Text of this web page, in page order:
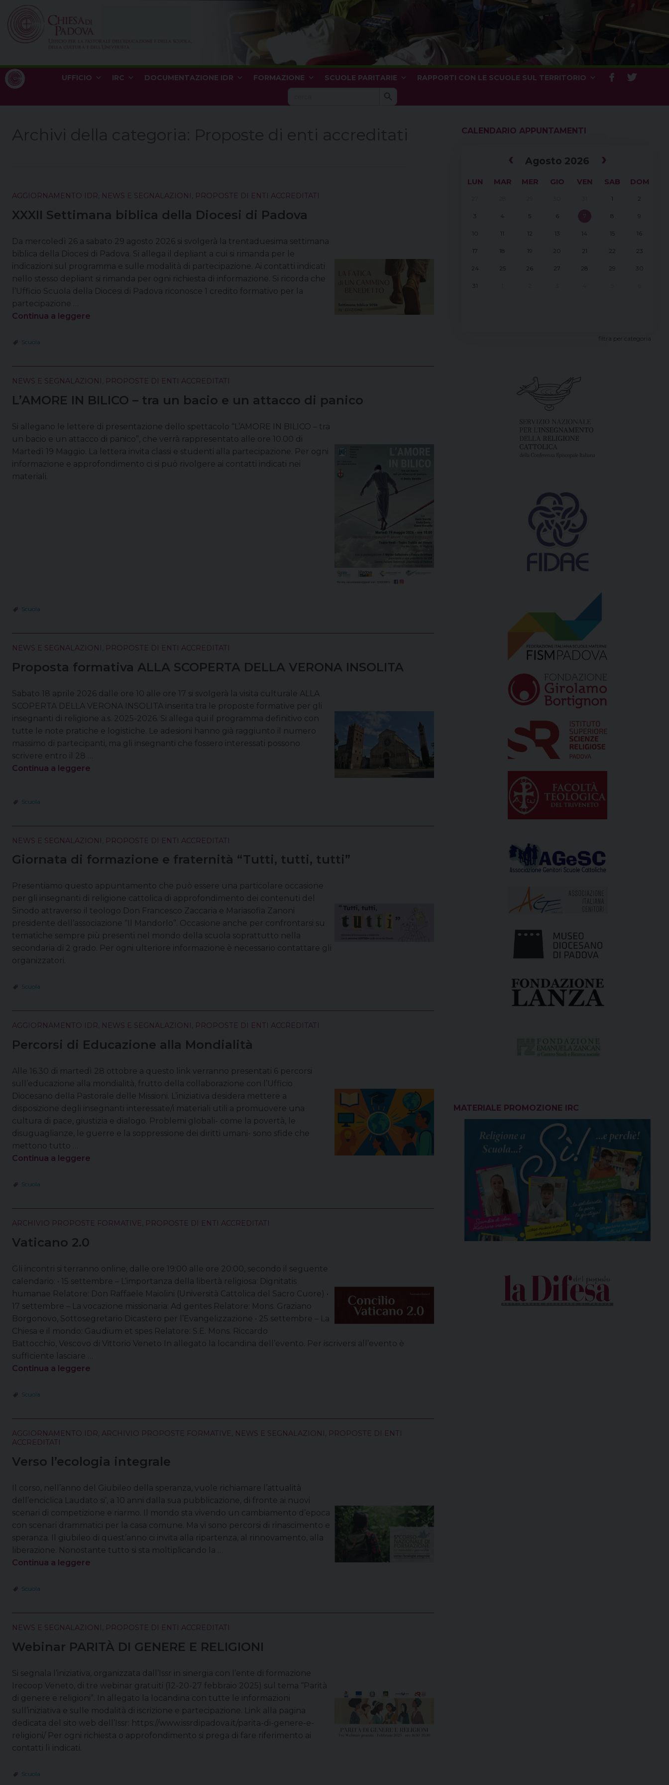
content
UFFICIO IRC DOCUMENTAZIONE IDR FORMAZIONE SCUOLE PARITARIE
RAPPORTI CON LE SCUOLE SUL TERRITORIO
Search
Search Button
AGGIORNAMENTO IDR NEWS E SEGNALAZIONI PROPOSTE DI ENTI ACCREDITATI
XXXII Settimana biblica della Diocesi di Padova
Da mercoledì 26 a sabato 29 agosto 2026 si svolgerà la trentaduesima settimana
biblica della Diocesi di Padova. Si allega il depliant a cui si rimanda per le
indicazioni sul programma e sulle modalità di partecipazione. Ai contatti indicati
nello stesso depliant si rimanda per ogni richiesta di informazione. Si ricorda che
l’Ufficio Scuola della Diocesi di Padova riconosce 1 credito formativo per la
partecipazione …
Continua a leggere
Scuola
NEWS E SEGNALAZIONI PROPOSTE DI ENTI ACCREDITATI
L’AMORE IN BILICO – tra un bacio e un attacco di panico
Si allegano le lettere di presentazione dello spettacolo “L’AMORE IN BILICO – tra
un bacio e un attacco di panico”, che verrà rappresentato alle ore 10.00 di
Martedì 19 Maggio. La lettera invita classi e studenti alla partecipazione. Per ogni
informazione e approfondimento ci si può rivolgere ai contatti indicati nei
materiali.
Scuola
NEWS E SEGNALAZIONI PROPOSTE DI ENTI ACCREDITATI
Proposta formativa ALLA SCOPERTA DELLA VERONA INSOLITA
Sabato 18 aprile 2026 dalle ore 10 alle ore 17 si svolgerà la visita culturale ALLA
SCOPERTA DELLA VERONA INSOLITA inserita tra le proposte formative per gli
insegnanti di religione a.s. 2025-2026. Si allega qui il programma definitivo con
tutte le note pratiche e logistiche. Le adesioni hanno già raggiunto il numero
massimo di partecipanti, ma gli insegnanti che fossero interessati possono
scrivere entro il 28 …
Continua a leggere
Scuola
NEWS E SEGNALAZIONI PROPOSTE DI ENTI ACCREDITATI
Giornata di formazione e fraternità “Tutti, tutti, tutti”
Presentiamo questo appuntamento che può essere una particolare occasione
per gli insegnanti di religione cattolica di approfondimento dei contenuti del
Sinodo attraverso il teologo Don Francesco Zaccaria e Mariasofia Zanoni
presidente dell’associazione “Il Mandorlo”. Occasione anche per confrontarsi su
tematiche sempre più presenti nel mondo della scuola soprattutto nella
secondaria di 2 grado. Per ogni ulteriore informazione è necessario contattare gli
organizzatori.
Scuola
AGGIORNAMENTO IDR NEWS E SEGNALAZIONI PROPOSTE DI ENTI ACCREDITATI
Percorsi di Educazione alla Mondialità
Alle 16.30 di martedì 28 ottobre a questo link verranno presentati 6 percorsi
sull’educazione alla mondialità, frutto della collaborazione con l’Ufficio
Diocesano della Pastorale delle Missioni. L’iniziativa desidera mettere a
disposizione degli insegnanti interessate/i materiali utili a promuovere una
cultura di pace, giustizia e dialogo. Problemi globali- come la povertà, le
disuguaglianze, le guerre e la soppressione dei diritti umani- sono sfide che
mettono tutto …
Continua a leggere
Scuola
ARCHIVIO PROPOSTE FORMATIVE PROPOSTE DI ENTI ACCREDITATI
Vaticano 2.0
Gli incontri si terranno online, dalle ore 19:00 alle ore 20:00, secondo il seguente
calendario: • 15 settembre – L’importanza della libertà religiosa: Dignitatis
humanae Relatore: Don Raffaele Maiolini (Università Cattolica del Sacro Cuore) •
17 settembre – La vocazione missionaria: Ad gentes Relatore: Mons. Graziano
Borgonovo, Sottosegretario Dicastero per l’Evangelizzazione • 25 settembre – La
Chiesa e il mondo: Gaudium et spes Relatore: S.E. Mons. Riccardo
Battocchio, Vescovo di Vittorio Veneto In allegato la locandina dell’evento. Per iscriversi all’evento è
sufficiente lasciare …
Continua a leggere
Scuola
AGGIORNAMENTO IDR ARCHIVIO PROPOSTE FORMATIVE NEWS E SEGNALAZIONI
PROPOSTE DI ENTI
ACCREDITATI
Verso l’ecologia integrale
Il corso, nell’anno del Giubileo della speranza, vuole richiamare l’attualità
dell’enciclica Laudato si’, a 10 anni dalla sua pubblicazione, di fronte ai nuovi
scenari di competizione e riarmo. Il mondo sta vivendo un cambiamento d’epoca
con scenari drammatici per la casa comune. Ma vi sono percorsi di rinascimento e
speranza. Il giubileo di quest’anno ci invita alla ripartenza, al rinnovamento, alla
liberazione. Nonostante tutto si sta moltiplicando la …
Continua a leggere
Scuola
NEWS E SEGNALAZIONI PROPOSTE DI ENTI ACCREDITATI
Webinar PARITÀ DI GENERE E RELIGIONI
Si segnala l’iniziativa, organizzata dall’Issr in sinergia con l’ente di formazione
Irecoop Veneto, di tre webinar gratuiti (12-20-27 febbraio 2025) sul tema “Parità
di genere e religioni”. In allegato la locandina con tutte le informazioni
sull’iniziativa e sulle modalità di iscrizione e partecipazione. Link alla pagina
dedicata del sito web dell’Issr: https://www.issrdipadova.it/parita-di-genere-e-
religioni/ Per ogni richiesta o approfondimento si prega di fare riferimento ai
contatti lì indicati.
Scuola
CALENDARIO APPUNTAMENTI
‹ Agosto 2026 ›
LUN MAR MER GIO VEN SAB DOM
1 2
3 4 5 6 7 8 9
10 11 12 13 14 15 16
17 18 19 20 21 22 23
24 25 26 27 28 29 30
31
MATERIALE PROMOZIONE IRC